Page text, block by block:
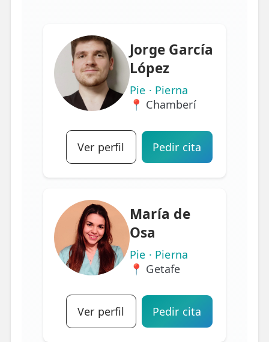
Jorge García
López
Pie · Pierna
📍 Chamberí
Ver perfil Pedir cita
María de
Osa
Pie · Pierna
📍 Getafe
Ver perfil Pedir cita